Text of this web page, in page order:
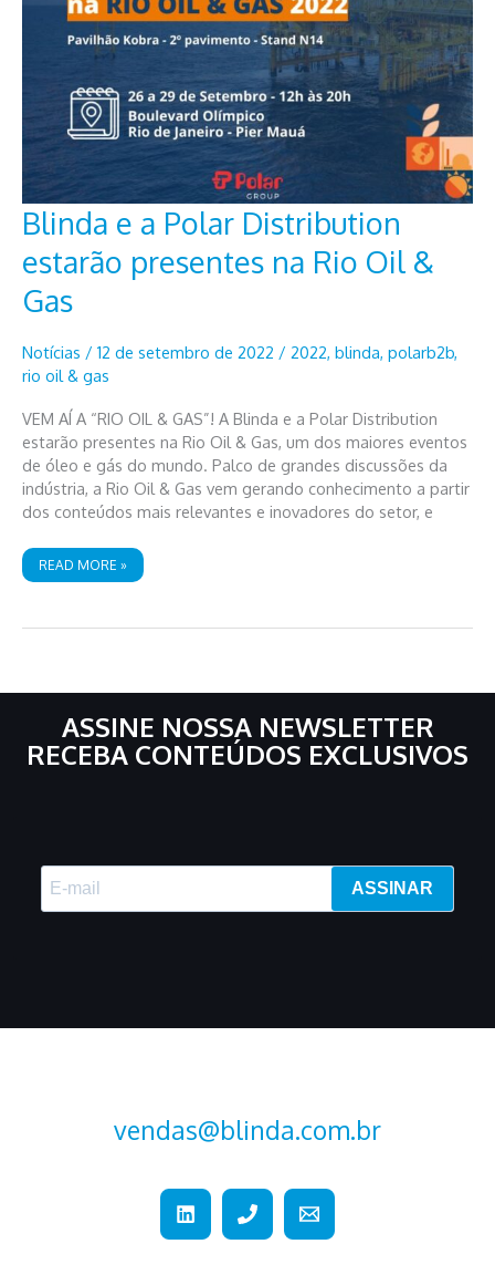
Blinda e a Polar Distribution
estarão presentes na Rio Oil &
Gas
Notícias / 12 de setembro de 2022 / 2022, blinda, polarb2b,
rio oil & gas
VEM AÍ A “RIO OIL & GAS”! A Blinda e a Polar Distribution
estarão presentes na Rio Oil & Gas, um dos maiores eventos
de óleo e gás do mundo. Palco de grandes discussões da
indústria, a Rio Oil & Gas vem gerando conhecimento a partir
dos conteúdos mais relevantes e inovadores do setor, e
BLINDA
E
A
ESTARÃO
GAS
READ MORE »
ASSINE NOSSA NEWSLETTER
RECEBA CONTEÚDOS EXCLUSIVOS
ASSINAR
vendas@blinda.com.br
+55 (15) 2107-2376